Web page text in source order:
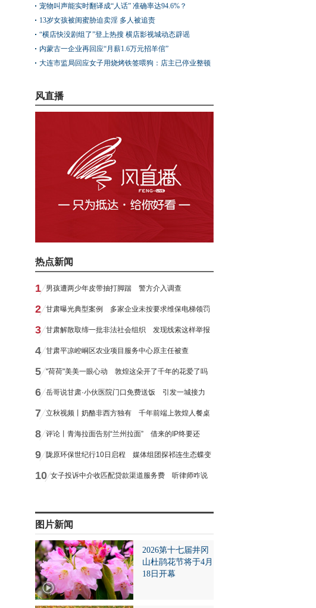
宠物叫声能实时翻译成“人话” 准确率达94.6%？
13岁女孩被闺蜜胁迫卖淫 多人被追责
“横店快没剧组了”登上热搜 横店影视城动态辟谣
内蒙古一企业再回应“月薪1.6万元招羊倌”
大连市监局回应女子用烧烤铁签喂狗：店主已停业整顿
风直播
热点新闻
1 男孩遭两少年皮带抽打脚踹 警方介入调查
2 甘肃曝光典型案例 多家企业未按要求维保电梯领罚
3 甘肃解散取缔一批非法社会组织 发现线索这样举报
4 甘肃平凉崆峒区农业项目服务中心原主任被查
5 "荷荷"美美一眼心动 敦煌这朵开了千年的花爱了吗
6 岳哥说甘肃·小伙医院门口免费送饭 引发一城接力
7 立秋视频丨奶酪非西方独有 千年前端上敦煌人餐桌
8 评论丨青海拉面告别“兰州拉面” 借来的IP终要还
9 陇原环保世纪行10日启程 媒体组团探祁连生态蝶变
10 女子投诉中介收匹配贷款渠道服务费 听律师咋说
图片新闻
2026第十七届井冈
山杜鹃花节将于4月
18日开幕